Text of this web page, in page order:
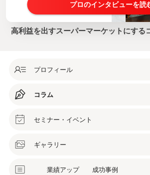
プロのインタビューを読
高利益を出すスーパーマーケットにする
プロフィール
コラム
セミナー・イベント
ギャラリー
業績アップ 成功事例